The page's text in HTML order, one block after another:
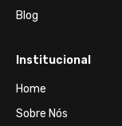
Blog
Institucional
Home
Sobre Nós